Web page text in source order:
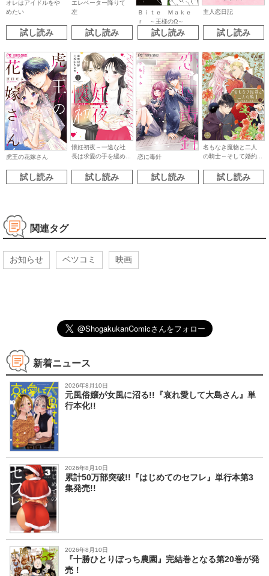
オレはアイドルをや
めたい
試し読み
エレベーター降りて
左
試し読み
Ｂｉｔｅ Ｍａｋｅ
ｒ ～王様のΩ～
試し読み
主人恋日記
試し読み
虎王の花嫁さん
試し読み
懐妊初夜～一途な社
長は求愛の手を緩め...
試し読み
恋に毒針
試し読み
名もなき魔物と二人
の騎士～そして婚約...
試し読み
関連タグ
お知らせ ベツコミ 映画
新着ニュース
2026年8月10日
元風俗嬢が女風に沼る!!『哀れ愛して大島さん』単
行本化!!
2026年8月10日
累計50万部突破!!『はじめてのセフレ』単行本第3
集発売!!
2026年8月10日
『十勝ひとりぼっち農園』完結巻となる第20巻が発
売！